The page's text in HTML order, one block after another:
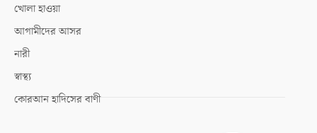
খোলা হাওয়া
আগামীদের আসর
নারী
স্বাস্থ্য
কোরআন হাদিসের বাণী